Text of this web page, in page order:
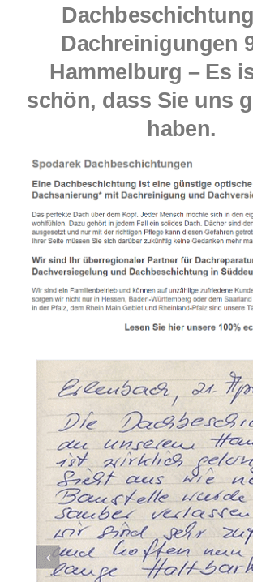
Dachreinigungen
Hammelburg – Es
schön, dass Sie uns
haben.